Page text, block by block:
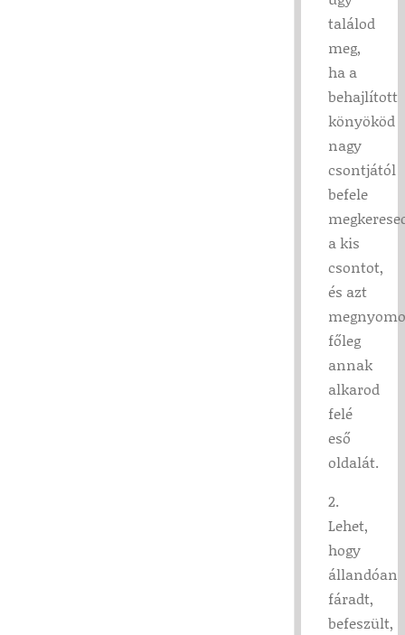
találod
meg,
ha a
behajlított
könyököd
nagy
csontjától
befele
a kis
csontot,
és azt
főleg
annak
alkarod
felé
eső
oldalát.
2.
Lehet,
hogy
állandóan
fáradt,
befeszült,